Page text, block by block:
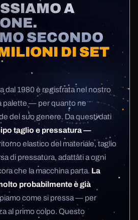
A
SECONDO
DI SET
dal 1980 è registrata nel nostro
palette — per quanto ne
del suo genere. Da questi dati
taglio e pressatura —
elastico del materiale, taglio
di pressatura, adattati a ogni
che la macchina parta. La
probabilmente è già
come si pressa — per
al primo colpo. Questo